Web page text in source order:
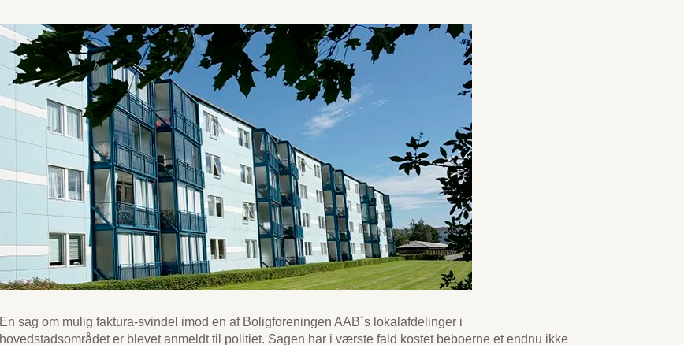
En sag om mulig faktura-svindel imod en af Boligforeningen AAB´s lokalafdelinger i
hovedstadsområdet er blevet anmeldt til politiet. Sagen har i værste fald kostet beboerne et endnu ikke